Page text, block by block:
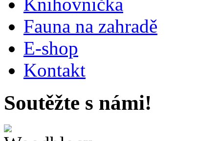
Knihovnička
Fauna na zahradě
E-shop
Kontakt
Soutěžte s námi!